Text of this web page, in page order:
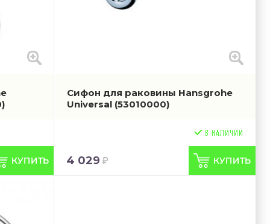
Сифон для раковины Hansgrohe
Universal (53010000)
4 029